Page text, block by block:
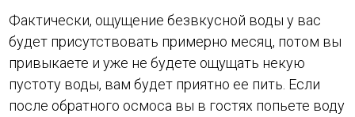
Фактически, ощущение безвкусной воды у вас
будет присутствовать примерно месяц, потом вы
привыкаете и уже не будете ощущать некую
пустоту воды, вам будет приятно ее пить. Если
после обратного осмоса вы в гостях попьете воду